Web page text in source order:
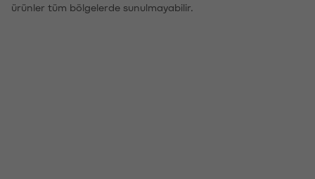
ürünler tüm bölgelerde sunulmayabilir.